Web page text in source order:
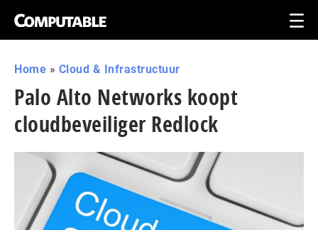
Home » Cloud & Infrastructuur
Palo Alto Networks koopt
cloudbeveiliger Redlock